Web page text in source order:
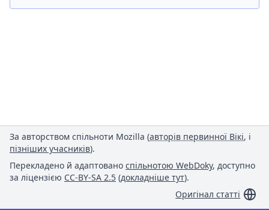
За авторством спільноти Mozilla (авторів первинної Вікі, і
пізніших учасників).
Перекладено й адаптовано спільнотою WebDoky, доступно
за ліцензією CC-BY-SA 2.5 (докладніше тут).
Оригінал статті